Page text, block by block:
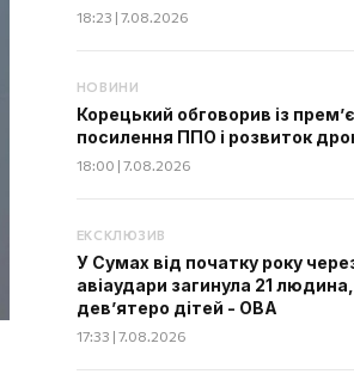
18:23 | 7.08.2026
НОВИНИ
Корецький обговорив із
посилення ППО і розвиток
18:00 | 7.08.2026
ЕКСКЛЮЗИВ
У Сумах від початку року
авіаудари загинула 21
дев’ятеро дітей - ОВА
17:33 | 7.08.2026